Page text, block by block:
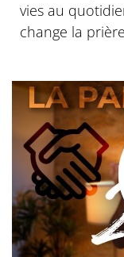
vies au
change la